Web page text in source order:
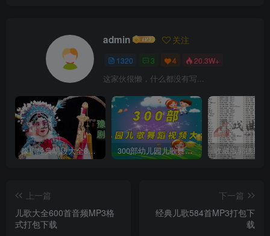
admin 关注
1320 3 4 20.3W+
这家伙很懒，什么都没有写...
豫剧经典唱段大全850首mp3打包戏曲下载 300部幼儿园儿歌舞蹈视频大合集
上一篇
儿歌大全600首音频MP3格
式打包下载
下一篇
经典儿歌584首MP3打包下
载